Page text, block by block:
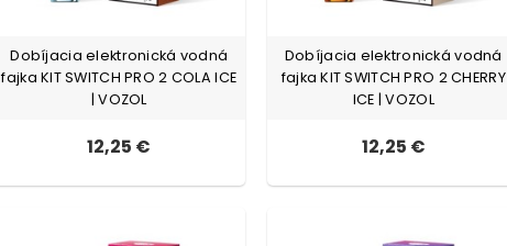
Dobíjacia elektronická vodná
fajka KIT SWITCH PRO 2 COLA ICE
| VOZOL
12,25 €
Dobíjacia elektronická vodná
fajka KIT SWITCH PRO 2 CHERRY
ICE | VOZOL
12,25 €